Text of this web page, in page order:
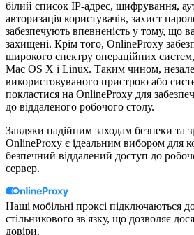
білий список IP-адрес, шифрування,
авторизація користувачів, захист
забезпечують впевненість у тому, що
захищені. Крім того, OnlineProxy
широкого спектру операційних
Mac OS X і Linux. Таким чином,
використовуваного пристрою або
покластися на OnlineProxy для
до віддаленого робочого столу.
Завдяки надійним заходам безпеки та
OnlineProxy є ідеальним вибором для
безпечний віддалений доступ до
сервер.
Наші мобільні проксі підключаються
стільникового зв'язку, що дозволяє
довіри.